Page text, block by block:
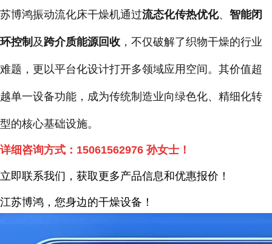
苏博鸿振动流化床干燥机通过流态化传热优化、 智能闭
环控制 及 跨介质能源回收 ，不仅破解了织物干燥的行业
难题，更以平台化设计打开多领域应用空间。其价值超
越单一设备功能，成为传统制造业向绿色化、精细化转
型的核心基础设施。
详细咨询方式： 15061562976 孙女士！
立即联系我们，获取更多产品信息和优惠报价！
江苏博鸿，您身边的干燥设备 ！